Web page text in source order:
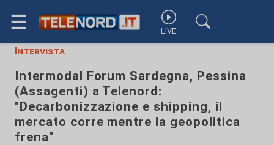
☰ LIVE
Intervista
Intermodal Forum Sardegna, Pessina
(Assagenti) a Telenord:
"Decarbonizzazione e shipping, il
mercato corre mentre la geopolitica
frena"